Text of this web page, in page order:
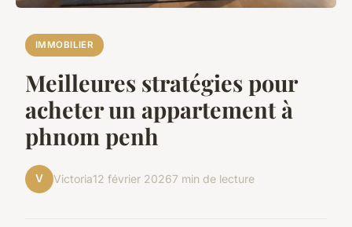
IMMOBILIER
Meilleures stratégies pour
acheter un appartement à
phnom penh
V Victoria12 février 20267 min de lecture